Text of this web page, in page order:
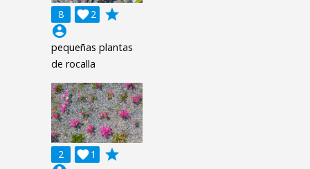
8 2

grade
account_circle
pequeñas plantas
de rocalla
2 1

grade